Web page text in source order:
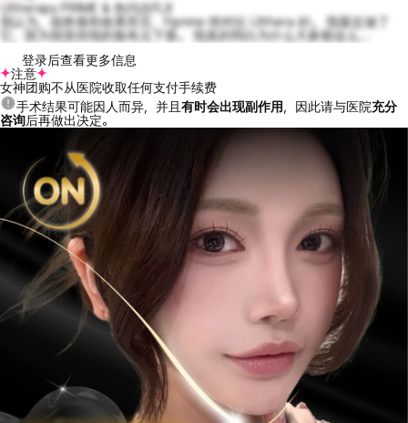
Ultherapy PRIME & 热玛吉FLX
我认为，就疼痛和效果而言，Fiprime 绝对比 Ulthera 好。 我最近做了
它，因为我觉得我的脸有点下垂。 我真的明白为什么大家都这么...
登录后查看更多信息
注意
女神团购不从医院收取任何支付手续费
手术结果可能因人而异，并且 有时会出现副作用 ，因此请与医院充分
咨询后再做出决定。